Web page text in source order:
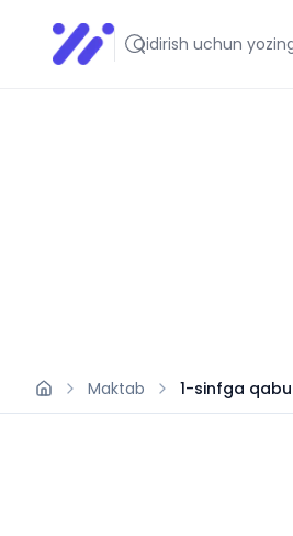
Infoedu
Ta&#039;lim xabarlari va
Maktab 1-sinfga